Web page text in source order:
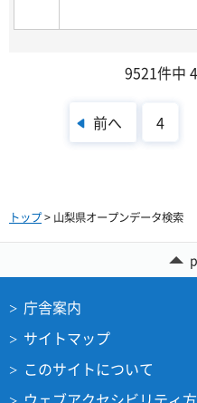
9521件中
前へ 4
トップ> 山梨県オープンデータ検索
庁舎案内
サイトマップ
このサイトについて